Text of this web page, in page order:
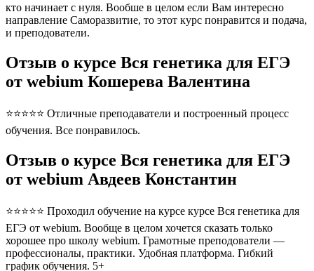
кто начинает с нуля. Вообше в целом если Вам интересно
направление Саморазвитие, то этот курс понравится и подача,
и преподователи.
Отзыв о курсе Вся генетика для ЕГЭ
от webium Кошерева Валентина
⭐⭐⭐⭐⭐ Отличные преподаватели и построенный процесс
обучения. Все понравилось.
Отзыв о курсе Вся генетика для ЕГЭ
от webium Авдеев Константин
⭐⭐⭐⭐⭐ Проходил обучение на курсе курсе Вся генетика для
ЕГЭ от webium. Вообще в целом хочется сказать только
хорошее про школу webium. Грамотные преподователи —
профессионалы, практики. Удобная платформа. Гибкий
график обучения. 5+